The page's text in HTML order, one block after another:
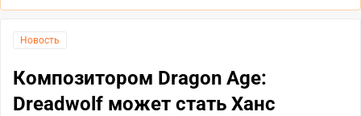
Новость
Композитором Dragon Age:
Dreadwolf может стать Ханс